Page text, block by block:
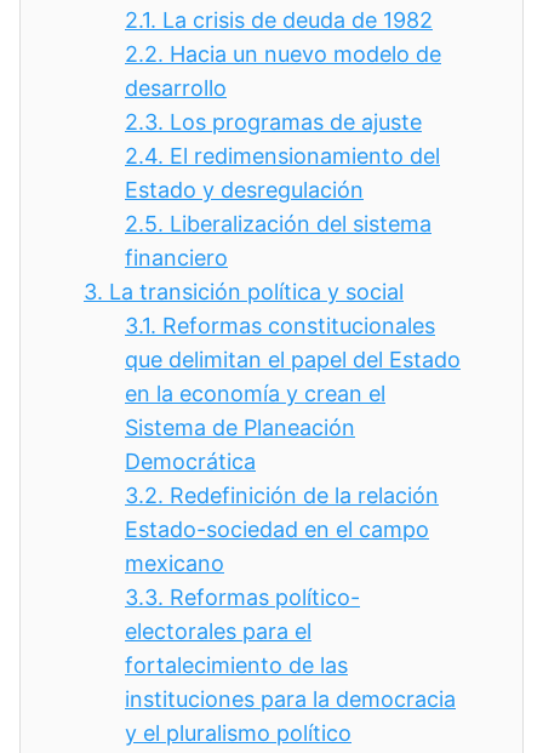
2.1. La crisis de deuda de 1982
2.2. Hacia un nuevo modelo de
desarrollo
2.3. Los programas de ajuste
2.4. El redimensionamiento del
Estado y desregulación
2.5. Liberalización del sistema
financiero
3. La transición política y social
3.1. Reformas constitucionales
que delimitan el papel del Estado
en la economía y crean el
Sistema de Planeación
Democrática
3.2. Redefinición de la relación
Estado-sociedad en el campo
mexicano
3.3. Reformas político-
electorales para el
fortalecimiento de las
instituciones para la democracia
y el pluralismo político